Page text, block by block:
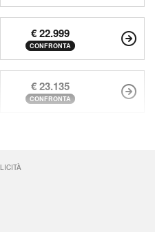
€ 22.999
CONFRONTA
€ 23.135
CONFRONTA